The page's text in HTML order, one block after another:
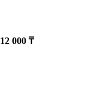
12 000 ₸